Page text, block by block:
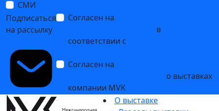
СМИ
Подписаться
на рассылку
Согласен на
в
соответствии с
Согласен на
о выставках
компании MVK
О выставке